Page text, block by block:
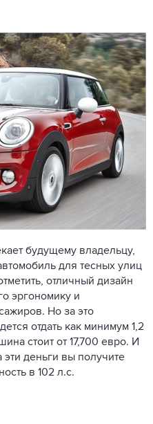
будущему владельцу,
для тесных улиц
отличный дизайн
эргономику и
Но за это
отдать как минимум 1,2
стоит от 17,700 евро. И
эти деньги вы получите
в 102 л.с.